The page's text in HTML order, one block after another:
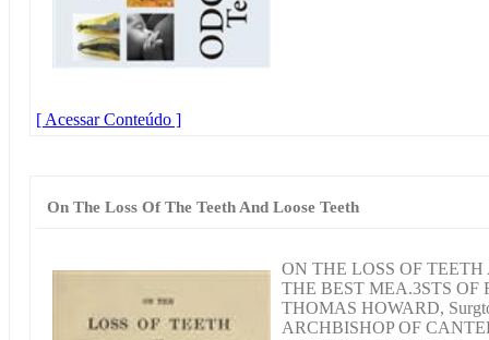
[ Acessar Conteúdo ]
On The Loss Of The Teeth And Loose Teeth
ON THE LOSS OF
THE BEST MEA.3STS
THOMAS HOWARD,
ARCHBISHOP OF